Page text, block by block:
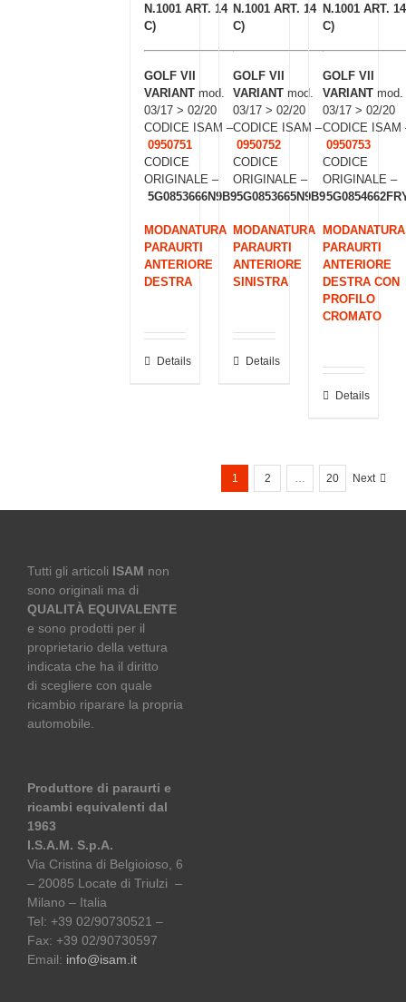
N.1001 ART. 14
C)
GOLF VII
VARIANT mod.
03/17 > 02/20
CODICE ISAM –
0950751
CODICE
ORIGINALE –
5G0853666N9B9
MODANATURA
PARAURTI
ANTERIORE
DESTRA
Details
N.1001 ART. 14
C)
GOLF VII
VARIANTmod.
03/17 > 02/20
CODICE ISAM –
0950752
CODICE
ORIGINALE –
5G0853665N9B9
MODANATURA
PARAURTI
ANTERIORE
SINISTRA
Details
N.1001 ART. 14
C)
GOLF VII
VARIANT mod.
03/17 > 02/20
CODICE ISAM
0950753
CODICE
ORIGINALE –
MODANATURA
PARAURTI
ANTERIORE
DESTRA CON
PROFILO
CROMATO
Details
1 2 … 20 Next
Tutti gli articoli ISAM non
sono originali ma di
QUALITÀ EQUIVALENTE
e sono prodotti per il
proprietario della vettura
indicata che ha il diritto
di scegliere con quale
ricambio riparare la propria
automobile.
Produttore di paraurti e
ricambi equivalenti dal
1963
I.S.A.M. S.p.A.
Via Cristina di Belgioioso, 6
– 20085 Locate di Triulzi –
Milano – Italia
Tel: +39 02/90730521 –
Fax: +39 02/90730597
Email: info@isam.it